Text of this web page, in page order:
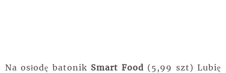
Na osłodę batonik Smart Food (5,99 szt) Lubię